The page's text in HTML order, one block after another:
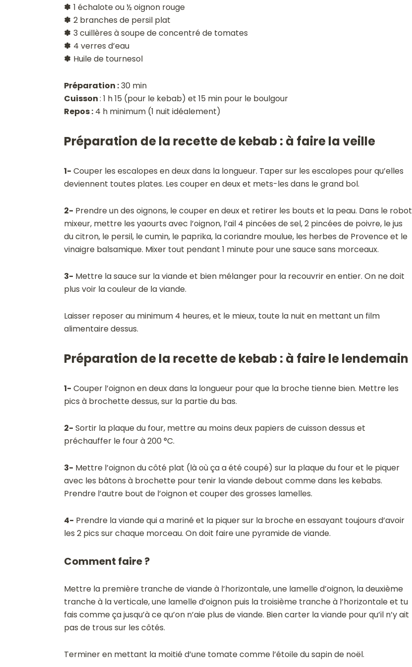
✽ 1 échalote ou ½ oignon rouge
✽ 2 branches de persil plat
✽ 3 cuillères à soupe de concentré de tomates
✽ 4 verres d’eau
✽ Huile de tournesol
Préparation :30 min
Cuisson: 1 h 15 (pour le kebab) et 15 min pour le boulgour
Repos :4 h minimum (1 nuit idéalement)
Préparation de la recette de kebab : à faire la veille
1- Couper les escalopes en deux dans la longueur. Taper sur les escalopes pour qu’elles
deviennent toutes plates. Les couper en deux et mets-les dans le grand bol.
2- Prendre un des oignons, le couper en deux et retirer les bouts et la peau. Dans le robot
mixeur, mettre les yaourts avec l’oignon, l’ail 4 pincées de sel, 2 pincées de poivre, le jus
du citron, le persil, le cumin, le paprika, la coriandre moulue, les herbes de Provence et le
vinaigre balsamique. Mixer tout pendant 1 minute pour une sauce sans morceaux.
3- Mettre la sauce sur la viande et bien mélanger pour la recouvrir en entier. On ne doit
plus voir la couleur de la viande.
Laisser reposer au minimum 4 heures, et le mieux, toute la nuit en mettant un film
alimentaire dessus.
Préparation de la recette de kebab : à faire le lendemain
1- Couper l’oignon en deux dans la longueur pour que la broche tienne bien. Mettre les
pics à brochette dessus, sur la partie du bas.
2- Sortir la plaque du four, mettre au moins deux papiers de cuisson dessus et
préchauffer le four à 200 °C.
3- Mettre l’oignon du côté plat (là où ça a été coupé) sur la plaque du four et le piquer
avec les bâtons à brochette pour tenir la viande debout comme dans les kebabs.
Prendre l’autre bout de l’oignon et couper des grosses lamelles.
4- Prendre la viande qui a mariné et la piquer sur la broche en essayant toujours d’avoir
les 2 pics sur chaque morceau. On doit faire une pyramide de viande.
Comment faire ?
Mettre la première tranche de viande à l’horizontale, une lamelle d’oignon, la deuxième
tranche à la verticale, une lamelle d’oignon puis la troisième tranche à l’horizontale et tu
fais comme ça jusqu’à ce qu’on n’aie plus de viande. Bien carter la viande pour qu’il n’y ait
pas de trous sur les côtés.
Terminer en mettant la moitié d’une tomate comme l’étoile du sapin de noël.